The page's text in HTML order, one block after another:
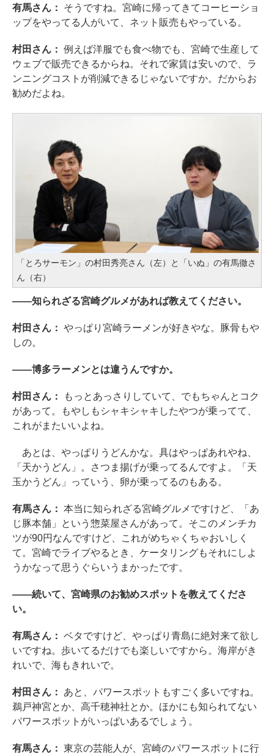
有馬さん： そうですね。宮崎に帰ってきてコーヒーショ
ップをやってる人がいて、ネット販売もやっている。
村田さん： 例えば洋服でも食べ物でも、宮崎で生産して
ウェブで販売できるからね。それで家賃は安いので、ラ
ンニングコストが削減できるじゃないですか。だからお
勧めだよね。
「とろサーモン」の村田秀亮さん（左）と「いぬ」の有馬徹さ
ん（右）
――知られざる宮崎グルメがあれば教えてください。
村田さん： やっぱり宮崎ラーメンが好きやな。豚骨もや
しの。
――博多ラーメンとは違うんですか。
村田さん：
もっとあっさりしていて、でもちゃんとコク
があって。もやしもシャキシャキしたやつが乗ってて、
これがまたいいよね。
あとは、やっぱりうどんかな。具はやっぱあれやね、
「天かうどん」。さつま揚げが乗ってるんですよ。「天
玉かうどん」っていう、卵が乗ってるのもある。
有馬さん： 本当に知られざる宮崎グルメですけど、「あ
じ豚本舗」という惣菜屋さんがあって。そこのメンチカ
ツが90円なんですけど、これがめちゃくちゃおいしく
て。宮崎でライブやるとき、ケータリングもそれにしよ
うかなって思うぐらいうまかったです。
――続いて、宮崎県のお勧めスポットを教えてくださ
い。
有馬さん： ベタですけど、やっぱり青島に絶対来て欲し
いですね。歩いてるだけでも楽しいですから。海岸がき
れいで、海もきれいで。
村田さん： あと、パワースポットもすごく多いですね。
鵜戸神宮とか、高千穂神社とか。ほかにも知られてない
パワースポットがいっぱいあるでしょう。
有馬さん： 東京の芸能人が、宮崎のパワースポットに行